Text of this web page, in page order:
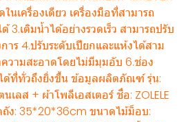
นเครื่องเดียว เครื่องมือที่สามารถ
3.เติมน้ำได้อย่างรวดเร็ว สามารถปรับ
าร 4.ปรับระดับเปียกและแห้งได้สาม
วามสะอาดโดยไม่มีมุมอับ 6.ช่อง
ได้ที่ทั่วถึงยิ่งขึ้น ข้อมูลผลิตภัณฑ์ รุ่น:
เลส + ผ้าโพลีเอสเตอร์ ชื่อ: ZOLELE
ง: 35*20*36cm ขนาดไม้ม็อบ: